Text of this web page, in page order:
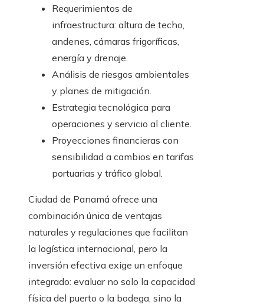
Requerimientos de
infraestructura: altura de techo,
andenes, cámaras frigoríficas,
energía y drenaje.
Análisis de riesgos ambientales
y planes de mitigación.
Estrategia tecnológica para
operaciones y servicio al cliente.
Proyecciones financieras con
sensibilidad a cambios en tarifas
portuarias y tráfico global.
Ciudad de Panamá ofrece una
combinación única de ventajas
naturales y regulaciones que facilitan
la logística internacional, pero la
inversión efectiva exige un enfoque
integrado: evaluar no solo la capacidad
física del puerto o la bodega, sino la